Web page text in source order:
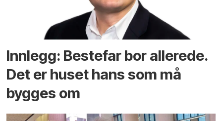
Innlegg: Bestefar bor allerede.
Det er huset hans som må
bygges om